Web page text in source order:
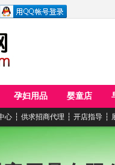
孕妇用品 婴童店
心 ┆ 供求招商代理 ┆ 开店指导 ┆